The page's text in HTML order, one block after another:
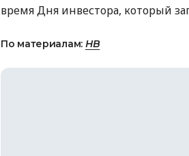
время Дня инвестора, который
По материалам: НВ